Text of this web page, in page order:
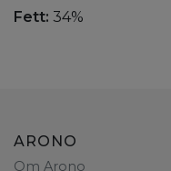
Fett: 34%
ARONO
Om Arono